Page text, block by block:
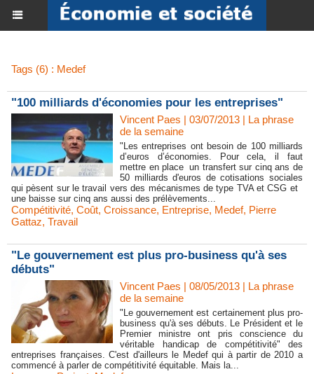
Tags (6) : Medef
"100 milliards d'économies pour les entreprises"
Vincent Paes | 03/07/2013 | La phrase
de la semaine
"Les entreprises ont besoin de 100 milliards
d’euros d’économies. Pour cela, il faut
mettre en place un transfert sur cinq ans de
50 milliards d'euros de cotisations sociales
qui pèsent sur le travail vers des mécanismes de type TVA et CSG et
une baisse sur cinq ans aussi des prélèvements...
Compétitivité, Coût, Croissance, Entreprise, Medef, Pierre
Gattaz, Travail
"Le gouvernement est plus pro-business qu'à ses
débuts"
Vincent Paes | 08/05/2013 | La phrase
de la semaine
"Le gouvernement est certainement plus pro-
business qu'à ses débuts. Le Président et le
Premier ministre ont pris conscience du
véritable handicap de compétitivité" des
entreprises françaises. C'est d'ailleurs le Medef qui à partir de 2010 a
commencé à parler de compétitivité équitable. Mais la...